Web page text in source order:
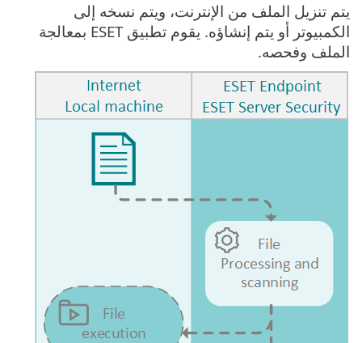
يتم تنزيل الملف من الإنترنت، ويتم نسخه إلى
الكمبيوتر أو يتم إنشاؤه. يقوم تطبيق ESET بمعالجة
الملف وفحصه.